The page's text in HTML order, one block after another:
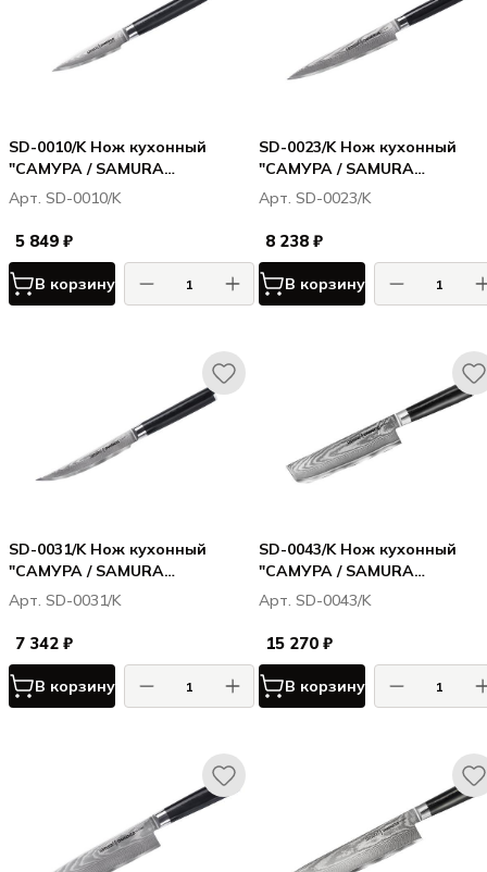
SD-0010/K Нож кухонный
"САМУРА / SAMURA
ДАМАСКУС / DAMASCUS"
овощной 90 мм, G-10, дамаск
67 слоев
Арт. SD-0010/K
5 849 ₽
В корзину
SD-0023/K Нож кухонный
"САМУРА / SAMURA
ДАМАСКУС / DAMASCUS"
универсальный 150 мм, G-10,
дамаск 67 слоев
Арт. SD-0023/K
8 238 ₽
В корзину
SD-0031/K Нож кухонный
"САМУРА / SAMURA
ДАМАСКУС / DAMASCUS" для
стейка 120 мм, G-10, дамаск 67
слоев
Арт. SD-0031/K
7 342 ₽
В корзину
SD-0043/K Нож кухонный
"САМУРА / SAMURA
ДАМАСКУС / DAMASCUS"
накири 167 мм, G-10, дамаск
67 слоев
Арт. SD-0043/K
15 270 ₽
В корзину